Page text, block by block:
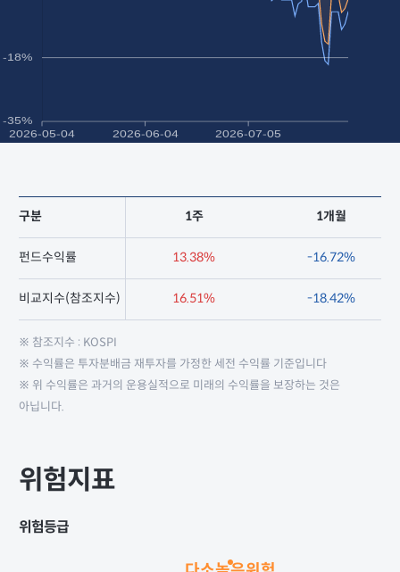
구분
펀드수익률
비교지수(참조지수)
1주 1개월
13.38% -16.72%
16.51% -18.42%
※ 참조지수 : KOSPI
※ 수익률은 투자분배금 재투자를 가정한 세전 수익률 기준입니다
※ 위 수익률은 과거의 운용실적으로 미래의 수익률을 보장하는 것은
아닙니다.
위험지표
위험등급